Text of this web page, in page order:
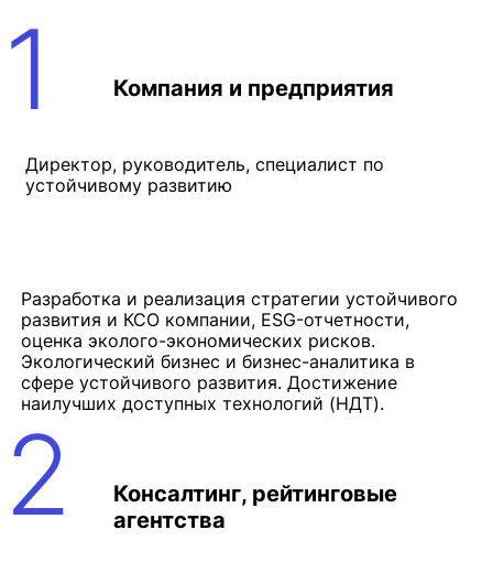
1 Компания и предприятия
Директор, руководитель, специалист по
устойчивому развитию
Разработка и реализация стратегии устойчивого
развития и КСО компании, ESG-отчетности,
оценка эколого-экономических рисков.
Экологический бизнес и бизнес-аналитика в
сфере устойчивого развития. Достижение
наилучших доступных технологий (НДТ).
2
Консалтинг, рейтинговые
агентства